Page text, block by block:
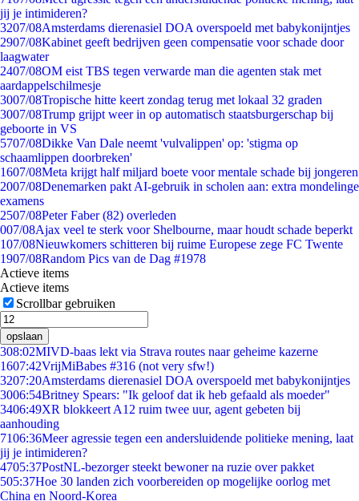
jij je intimideren?
3207/08Amsterdams dierenasiel DOA overspoeld met babykonijntjes
2907/08Kabinet geeft bedrijven geen compensatie voor schade door
laagwater
2407/08OM eist TBS tegen verwarde man die agenten stak met
aardappelschilmesje
3007/08Tropische hitte keert zondag terug met lokaal 32 graden
3007/08Trump grijpt weer in op automatisch staatsburgerschap bij
geboorte in VS
5707/08Dikke Van Dale neemt 'vulvalippen' op: 'stigma op
schaamlippen doorbreken'
1607/08Meta krijgt half miljard boete voor mentale schade bij jongeren
2007/08Denemarken pakt AI-gebruik in scholen aan: extra mondelinge
examens
2507/08Peter Faber (82) overleden
007/08Ajax veel te sterk voor Shelbourne, maar houdt schade beperkt
107/08Nieuwkomers schitteren bij ruime Europese zege FC Twente
1907/08Random Pics van de Dag #1978
Actieve items
Actieve items
Scrollbar gebruiken
opslaan
308:02MIVD-baas lekt via Strava routes naar geheime kazerne
1607:42VrijMiBabes #316 (not very sfw!)
3207:20Amsterdams dierenasiel DOA overspoeld met babykonijntjes
3006:54Britney Spears: "Ik geloof dat ik heb gefaald als moeder"
3406:49XR blokkeert A12 ruim twee uur, agent gebeten bij
aanhouding
7106:36Meer agressie tegen een andersluidende politieke mening, laat
jij je intimideren?
4705:37PostNL-bezorger steekt bewoner na ruzie over pakket
505:37Hoe 30 landen zich voorbereiden op mogelijke oorlog met
China en Noord-Korea